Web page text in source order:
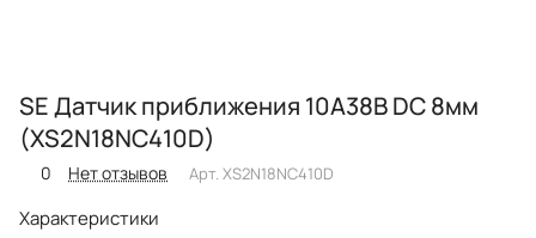
SE Датчик приближения 10A38В DC 8мм
(XS2N18NC410D)
0 Нет отзывов Арт. XS2N18NC410D
Характеристики